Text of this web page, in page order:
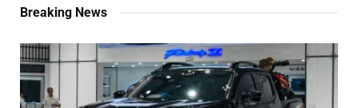
Breaking News